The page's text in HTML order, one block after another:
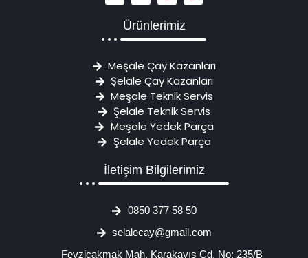
Ürünlerimiz
Meşale Çay Kazanları
Şelale Çay Kazanları
Meşale Teknik Servis
Şelale Teknik Servis
Meşale Yedek Parça
Şelale Yedek Parça
İletişim Bilgilerimiz
0850 377 58 50
selalecay@gmail.com
Fevziçakmak Mah. Karakayış Cd. No: 235/B